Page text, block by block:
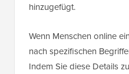
hinzugefügt.
Wenn Menschen online
nach spezifischen
Indem Sie diese Details